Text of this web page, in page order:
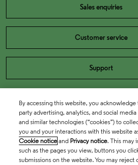
Sales enquiries
Customer service
Support
By accessing this website, you
party advertising, analytics, and social
and similar technologies (“cookies”) to
you and your interactions with this website
Cookie notice and Privacy notice. This may
such as the pages you view, buttons you
submissions on the website. You may reject